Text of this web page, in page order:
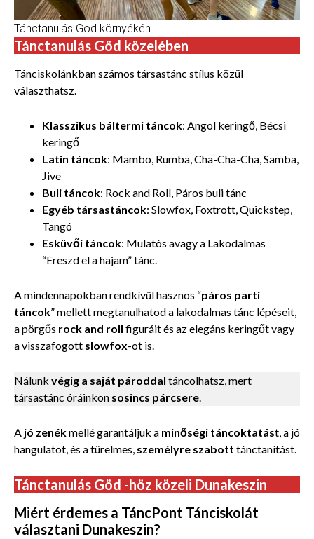
Tánctanulás Göd környékén
Tánctanulás Göd közelében
Tánciskolánkban számos társastánc stílus közül
választhatsz.
Klasszikus báltermi táncok: Angol keringő, Bécsi
keringő
Latin táncok: Mambo, Rumba, Cha-Cha-Cha, Samba,
Jive
Buli táncok: Rock and Roll, Páros buli tánc
Egyéb társastáncok: Slowfox, Foxtrott, Quickstep,
Tangó
Esküvői táncok: Mulatós avagy a Lakodalmas
“Ereszd el a hajam” tánc.
A mindennapokban rendkívül hasznos “páros parti
táncok” mellett megtanulhatod a lakodalmas tánc lépéseit,
a pörgős rock and roll figuráit és az elegáns keringőt vagy
a visszafogott slowfox-ot is.
Nálunk végig a saját pároddal táncolhatsz, mert
társastánc óráinkon sosincs párcsere.
A jó zenékmellé garantáljuk a minőségi táncoktatást, a jó
hangulatot, és a türelmes, személyre szabott tánctanítást.
Tánctanulás Göd -höz közeli Dunakeszin
Miért érdemes a TáncPont Tánciskolát
választani Dunakeszin?